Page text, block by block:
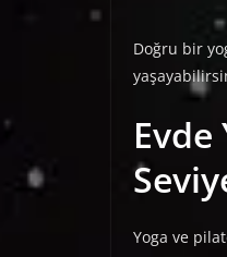
Doğru bir
Yoga ve